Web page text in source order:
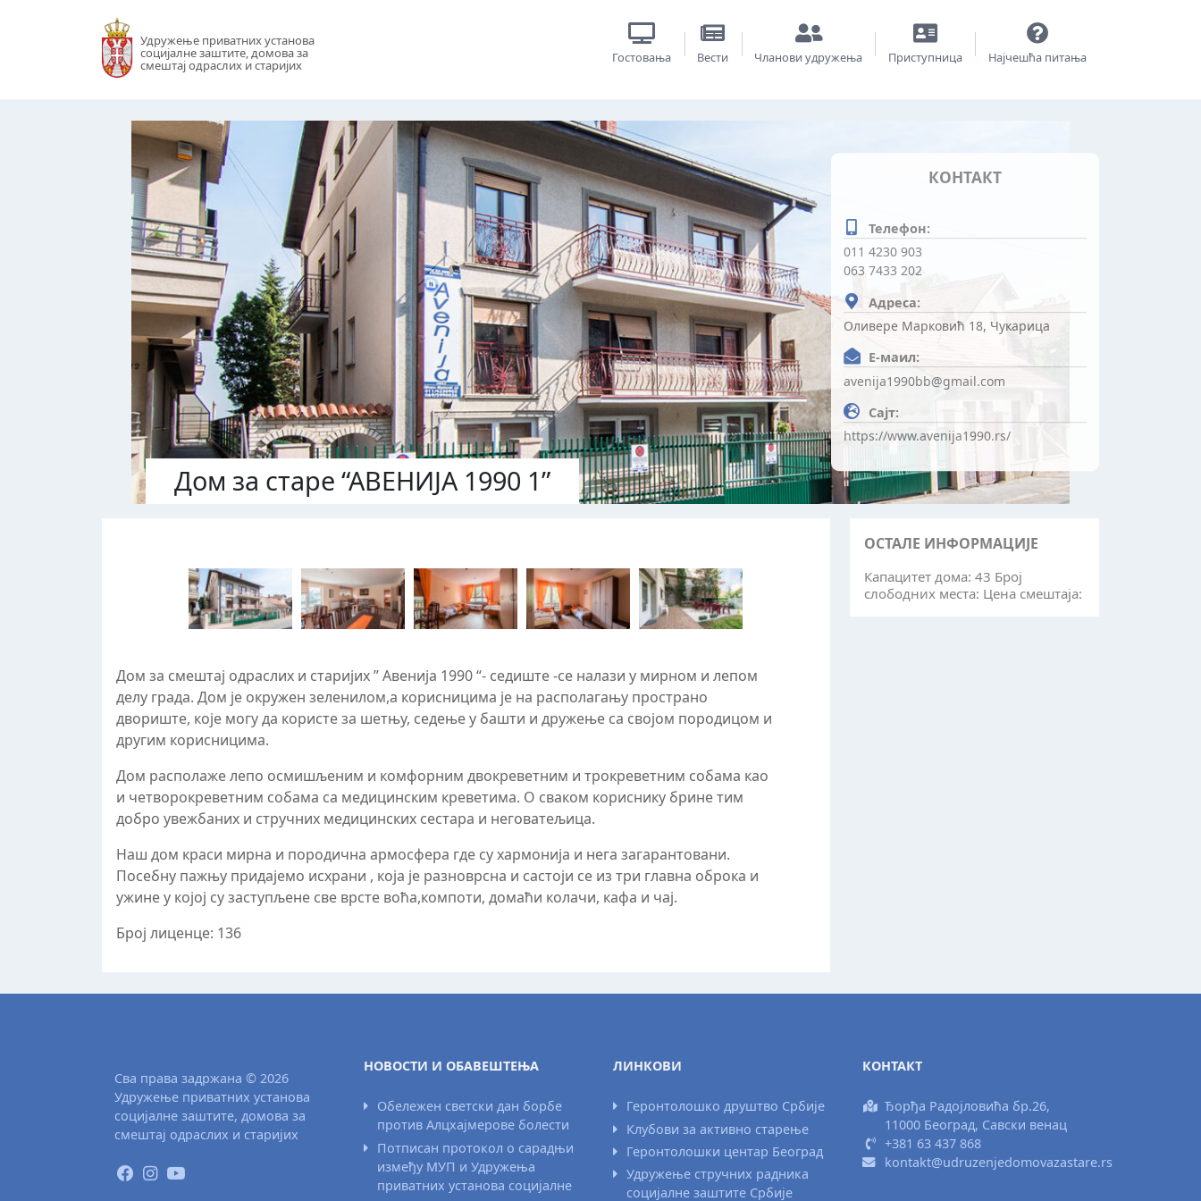
Удружење приватних установа
социјалне заштите, домова за
смештај одраслих и старијих
Гостовања Вести Чланови удружења Приступница Најчешћа питања
Дом за старе “АВЕНИЈА 1990 1”
КОНТАКТ
Телефон:
011 4230 903
063 7433 202
Адреса:
Оливере Марковић 18, Чукарица
Е-маил:
avenija1990bb@gmail.com
Сајт:
https://www.avenija1990.rs/
Дом за смештај одраслих и старијих ” Авенија 1990 “- седиште -се налази у мирном и лепом
делу града. Дом је окружен зеленилом,а корисницима је на располагању пространо
двориште, које могу да користе за шетњу, седење у башти и дружење са својом породицом и
другим корисницима.
Дом располаже лепо осмишљеним и комфорним двокреветним и трокреветним собама као
и четворокреветним собама са медицинским креветима. О сваком кориснику брине тим
добро увежбаних и стручних медицинских сестара и неговатељица.
Наш дом краси мирна и породична армосфера где су хармонија и нега загарантовани.
Посебну пажњу придајемо исхрани , која је разноврсна и састоји се из три главна оброка и
ужине у којој су заступљене све врсте воћа,компоти, домаћи колачи, кафа и чај.
Број лиценце: 136
ОСТАЛЕ ИНФОРМАЦИЈЕ
Капацитет дома: 43 Број
слободних места: Цена смештаја:
Сва права задржана © 2026
Удружење приватних установа
социјалне заштите, домова за
смештај одраслих и старијих
НОВОСТИ И ОБАВЕШТЕЊА
Обележен светски дан борбе
против Алцхајмерове болести
Потписан протокол о сарадњи
између МУП и Удружења
приватних установа социјалне
ЛИНКОВИ
Геронтолошко друштво Србије
Клубови за активно старење
Геронтолошки центар Београд
Удружење стручних радника
социјалне заштите Србије
КОНТАКТ
Ђорђа Радојловића бр.26,
11000 Београд, Савски венац
+381 63 437 868
kontakt@udruzenjedomovazastare.rs